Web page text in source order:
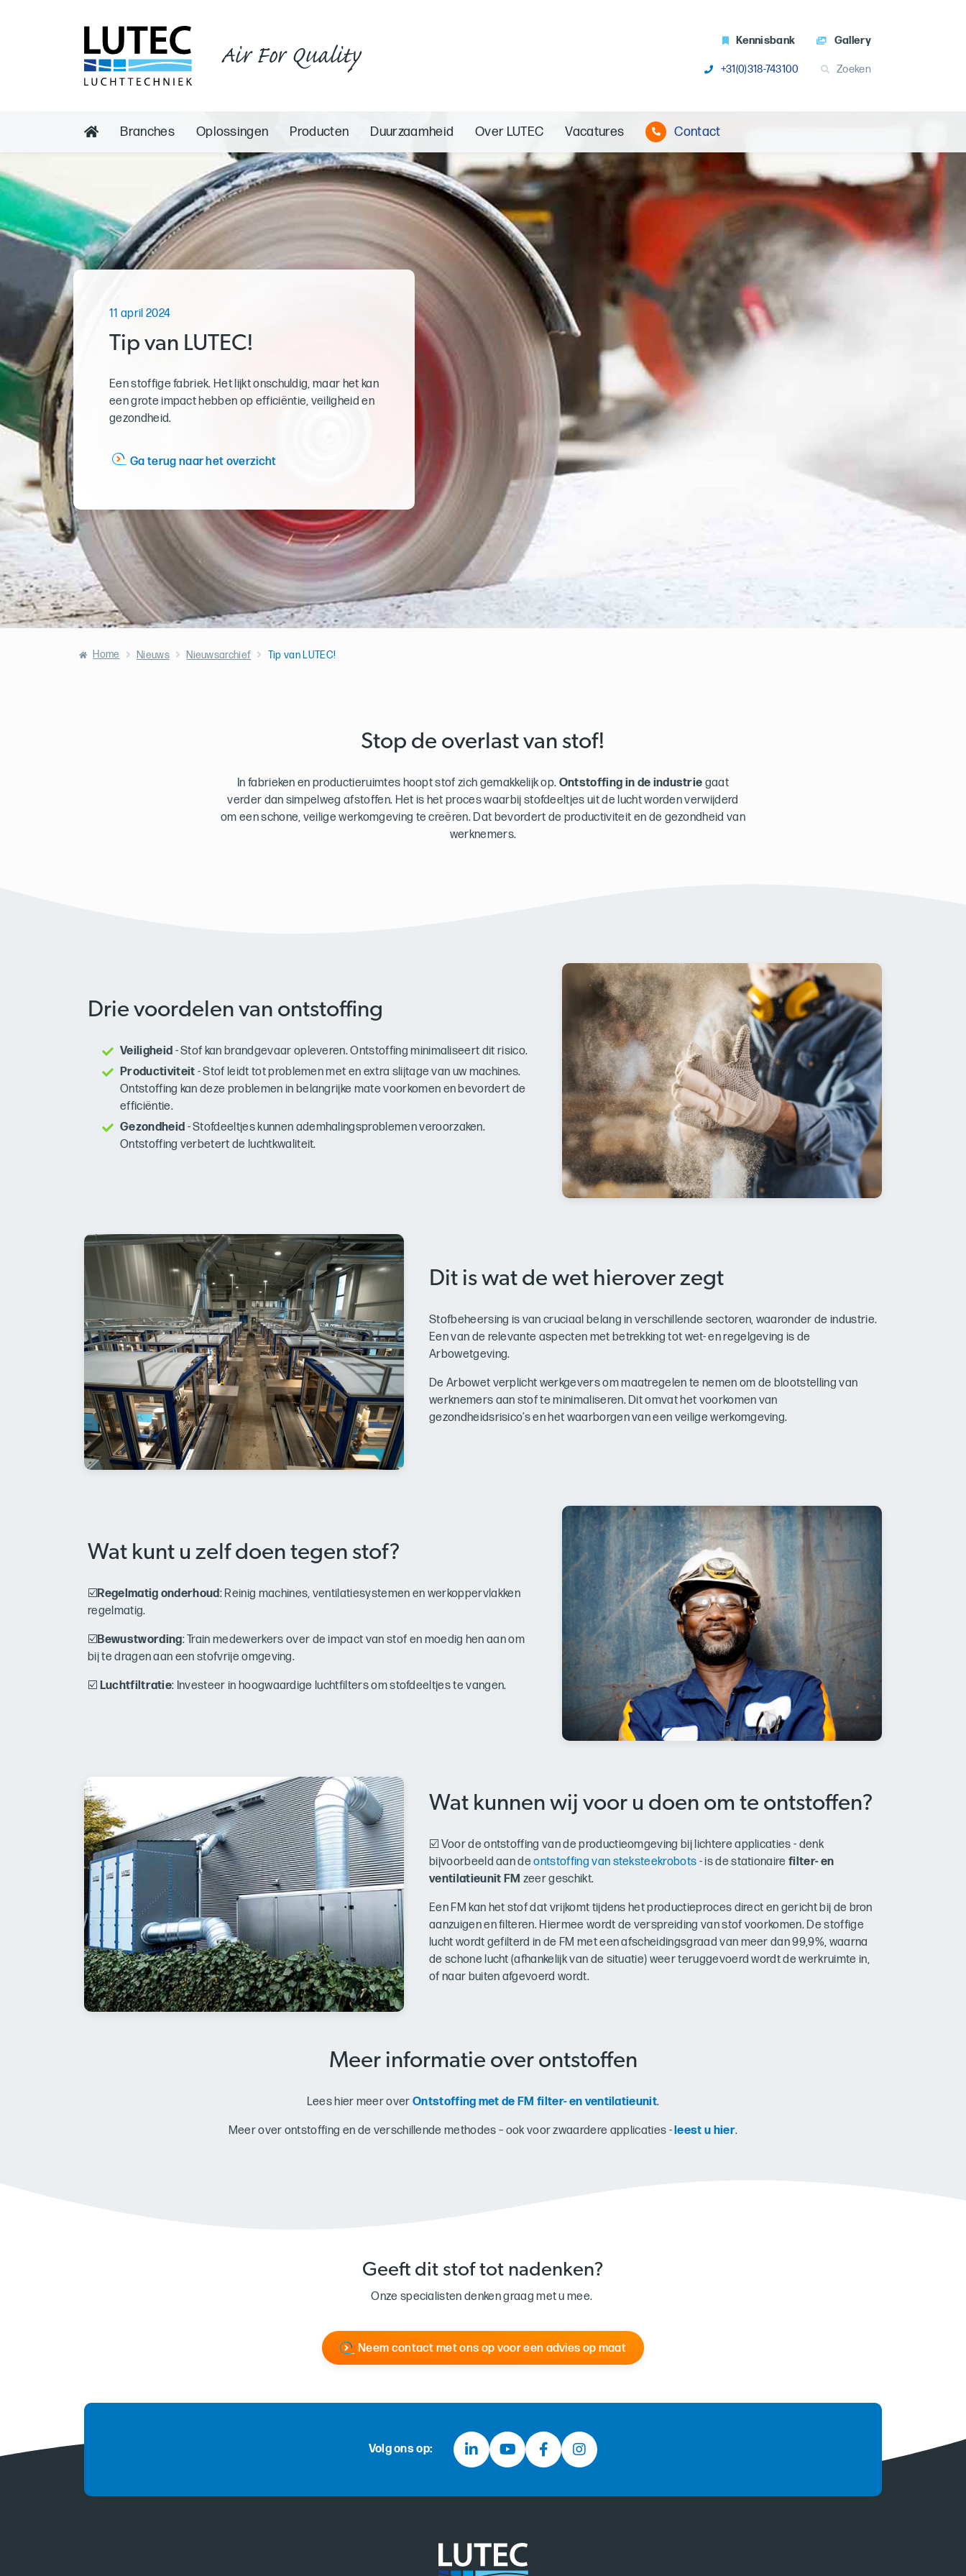
Air For Quality Kennisbank Gallery
+31(0)318-743100 Zoeken
Branches Oplossingen Producten Duurzaamheid Over LUTEC Vacatures Contact
11 april 2024
Tip van LUTEC!
Een stoffige fabriek. Het lijkt onschuldig, maar het kan
een grote impact hebben op efficiëntie, veiligheid en
gezondheid.
Ga terug naar het overzicht
Home Nieuws Nieuwsarchief Tip van LUTEC!
Stop de overlast van stof!
In fabrieken en productieruimtes hoopt stof zich gemakkelijk op. Ontstoffing in de industrie gaat
verder dan simpelweg afstoffen. Het is het proces waarbij stofdeeltjes uit de lucht worden verwijderd
om een schone, veilige werkomgeving te creëren. Dat bevordert de productiviteit en de gezondheid van
werknemers.
Drie voordelen van ontstoffing
Veiligheid - Stof kan brandgevaar opleveren. Ontstoffing minimaliseert dit risico.
Productiviteit - Stof leidt tot problemen met en extra slijtage van uw machines.
Ontstoffing kan deze problemen in belangrijke mate voorkomen en bevordert de
efficiëntie.
Gezondheid - Stofdeeltjes kunnen ademhalingsproblemen veroorzaken.
Ontstoffing verbetert de luchtkwaliteit.
Dit is wat de wet hierover zegt
Stofbeheersing is van cruciaal belang in verschillende sectoren, waaronder de industrie.
Een van de relevante aspecten met betrekking tot wet- en regelgeving is de
Arbowetgeving.
De Arbowet verplicht werkgevers om maatregelen te nemen om de blootstelling van
werknemers aan stof te minimaliseren. Dit omvat het voorkomen van
gezondheidsrisico’s en het waarborgen van een veilige werkomgeving.
Wat kunt u zelf doen tegen stof?
☑️Regelmatig onderhoud: Reinig machines, ventilatiesystemen en werkoppervlakken
regelmatig.
☑️Bewustwording: Train medewerkers over de impact van stof en moedig hen aan om
bij te dragen aan een stofvrije omgeving.
☑️ Luchtfiltratie: Investeer in hoogwaardige luchtfilters om stofdeeltjes te vangen.
Wat kunnen wij voor u doen om te ontstoffen?
☑️ Voor de ontstoffing van de productieomgeving bij lichtere applicaties - denk
bijvoorbeeld aan deontstoffing van steksteekrobots - is de stationairefilter- en
ventilatieunit FM zeer geschikt.
Een FM kan het stof dat vrijkomt tijdens het productieproces direct en gericht bij de bron
aanzuigen en filteren. Hiermee wordt de verspreiding van stof voorkomen. De stoffige
lucht wordt gefilterd in de FM met een afscheidingsgraad van meer dan 99,9%, waarna
de schone lucht (afhankelijk van de situatie) weer teruggevoerd wordt de werkruimte in,
of naar buiten afgevoerd wordt.
Meer informatie over ontstoffen
Lees hier meer overOntstoffing met de FM filter- en ventilatieunit.
Meer over ontstoffing en de verschillende methodes – ook voor zwaardere applicaties -leest u hier.
Geeft dit stof tot nadenken?
Onze specialisten denken graag met u mee.
Neem contact met ons op voor een advies op maat
Volg ons op: